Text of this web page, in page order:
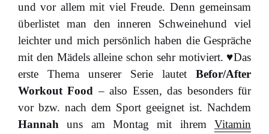
und vor allem mit viel Freude. Denn gemeinsam
überlistet man den inneren Schweinehund viel
leichter und mich persönlich haben die Gespräche
mit den Mädels alleine schon sehr motiviert. ♥Das
erste Thema unserer Serie lautet Befor/After
Workout Food – also Essen, das besonders für
vor bzw. nach dem Sport geeignet ist. Nachdem
Hannah uns am Montag mit ihrem Vitamin